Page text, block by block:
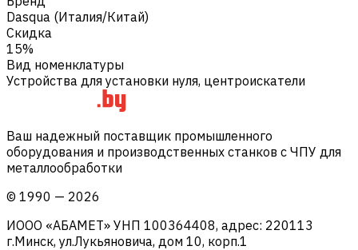
Dasqua (Италия/Китай)
Скидка
15%
Вид номенклатуры
Устройства для установки нуля, центроискатели
Ваш надежный поставщик промышленного
оборудования и производственных станков с ЧПУ для
металлообработки
© 1990 — 2026
ИООО «АБАМЕТ» УНП 100364408, адрес: 220113
г.Минск, ул.Лукьяновича, дом 10, корп.1